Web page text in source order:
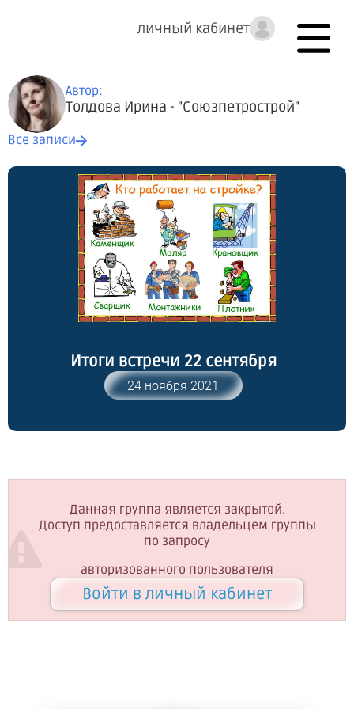
личный кабинет
Автор:
Толдова Ирина - "Союзпетрострой"
Все записи
Итоги встречи 22 сентября
24 ноября 2021
Данная группа является закрытой.
Доступ предоставляется владельцем группы
по запросу
авторизованного пользователя
Войти в личный кабинет